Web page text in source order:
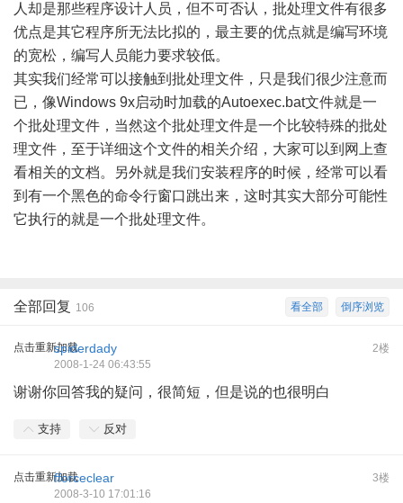
人却是那些程序设计人员，但不可否认，批处理文件有很多
优点是其它程序所无法比拟的，最主要的优点就是编写环境
的宽松，编写人员能力要求较低。
其实我们经常可以接触到批处理文件，只是我们很少注意而
已，像Windows 9x启动时加载的Autoexec.bat文件就是一
个批处理文件，当然这个批处理文件是一个比较特殊的批处
理文件，至于详细这个文件的相关介绍，大家可以到网上查
看相关的文档。另外就是我们安装程序的时候，经常可以看
到有一个黑色的命令行窗口跳出来，这时其实大部分可能性
它执行的就是一个批处理文件。
倒序浏览
看全部
全部回复 106
点击重新加载 2楼
spiderdady
2008-1-24 06:43:55
谢谢你回答我的疑问，很简短，但是说的也很明白
支持 反对
点击重新加载 3楼
fforceclear
2008-3-10 17:01:16